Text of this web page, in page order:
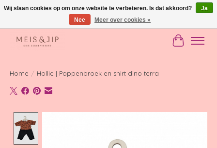
Gratis verzending in NL vanaf €150
Home / Hollie | Poppenbroek en shirt dino terra
Wij slaan cookies op om onze website te verbeteren. Is dat akkoord?
Ja
Nee
Meer over cookies »